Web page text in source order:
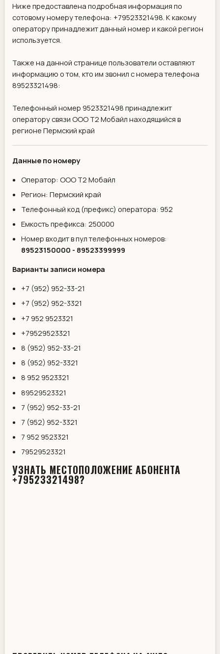
Ниже предоставлена подробная информация по
сотовому номеру телефона: +79523321498. К какому
оператору принадлежит данный номер и какой регион
используется.
Также на данной странице пользователи оставляют
информацию о том, кто им звонил с номера телефона
89523321498:
Телефонный номер 9523321498 принадлежит
оператору связи ООО Т2 Мобайл находящийся в
регионе Пермский край
Данные по номеру
Оператор: ООО Т2 Мобайл
Регион: Пермский край
Телефонный код (префикс) оператора: 952
Емкость префикса: 250000
Номер входит в пул телефонных номеров:
89523150000 - 89523399999
Варианты записи номера
+7 (952) 952-33-21
+7 (952) 952-3321
+7 952 9523321
+79529523321
8 (952) 952-33-21
8 (952) 952-3321
8 952 9523321
89529523321
7 (952) 952-33-21
7 (952) 952-3321
7 952 9523321
79529523321
УЗНАТЬ МЕСТОПОЛОЖЕНИЕ АБОНЕНТА
+79523321498?